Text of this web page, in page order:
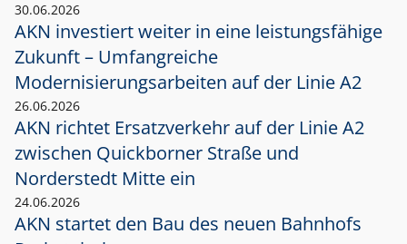
30.06.2026
AKN investiert weiter in eine leistungsfähige
Zukunft – Umfangreiche
Modernisierungsarbeiten auf der Linie A2
26.06.2026
AKN richtet Ersatzverkehr auf der Linie A2
zwischen Quickborner Straße und
Norderstedt Mitte ein
24.06.2026
AKN startet den Bau des neuen Bahnhofs